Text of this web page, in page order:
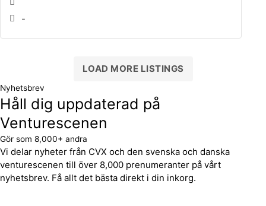
-
LOAD MORE LISTINGS
Nyhetsbrev
Håll dig uppdaterad på
Venturescenen
Gör som 8,000+ andra
Vi delar nyheter från CVX och den svenska och danska
venturescenen till över 8,000 prenumeranter på vårt
nyhetsbrev. Få allt det bästa direkt i din inkorg.